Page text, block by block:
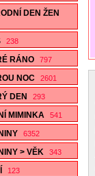
DEN ŽEN
238
RÁNO 797
NOC 2601
DEN 293
MIMINKA 541
6352
> VĚK 343
123